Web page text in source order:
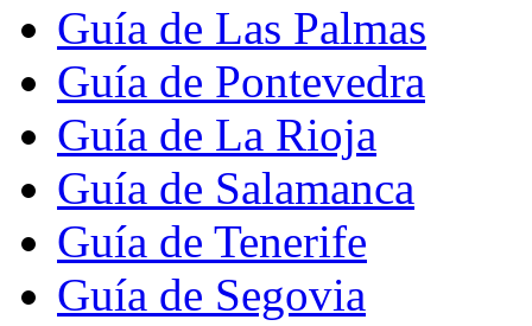
Guía de Las Palmas
Guía de Pontevedra
Guía de La Rioja
Guía de Salamanca
Guía de Tenerife
Guía de Segovia